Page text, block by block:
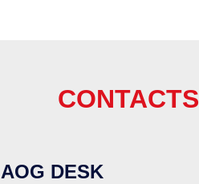
CONTACTS
AOG DESK